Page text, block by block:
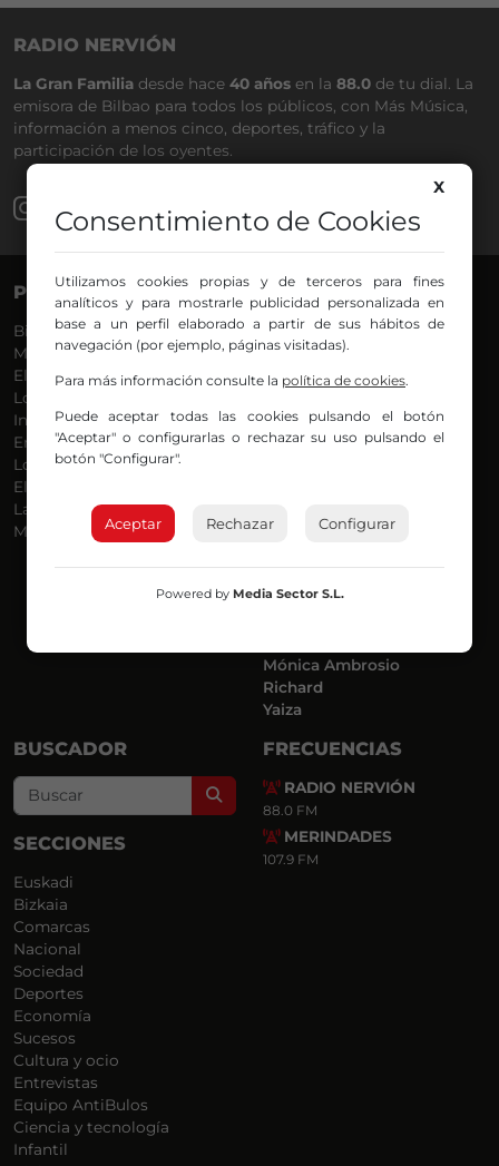
RADIO NERVIÓN
La Gran Familia desde hace 40 años en la 88.0 de tu dial. La
emisora de Bilbao para todos los públicos, con Más Música,
información a menos cinco, deportes, tráfico y la
participación de los oyentes.
PROGRAMAS
Bilbosport
Más Música
El Madrugador
Lo Más Nuevo
Informativos
En Ruta
Locos por la Música
El Supermadrugador
La Mañana de Radio Nervión
Más Madrugada
VOCES
Agurtzane
Belén Ollero
Dani
Eva Argote
Endika
Jon
Luis Carlos
Mónica Ambrosio
Richard
Yaiza
BUSCADOR
Search
SECCIONES
Euskadi
Bizkaia
Comarcas
Nacional
Sociedad
Deportes
Economía
Sucesos
Cultura y ocio
Entrevistas
Equipo AntiBulos
Ciencia y tecnología
Infantil
FRECUENCIAS
RADIO NERVIÓN
88.0 FM
MERINDADES
107.9 FM
X
Consentimiento de Cookies
Utilizamos cookies propias y de terceros para fines
analíticos y para mostrarle publicidad personalizada en
base a un perfil elaborado a partir de sus hábitos de
navegación (por ejemplo, páginas visitadas).
Para más información consulte la política de cookies.
Puede aceptar todas las cookies pulsando el botón
"Aceptar" o configurarlas o rechazar su uso pulsando el
botón "Configurar".
Aceptar Rechazar Configurar
Powered by Media Sector S.L.